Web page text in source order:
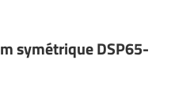
symétrique DSP65-